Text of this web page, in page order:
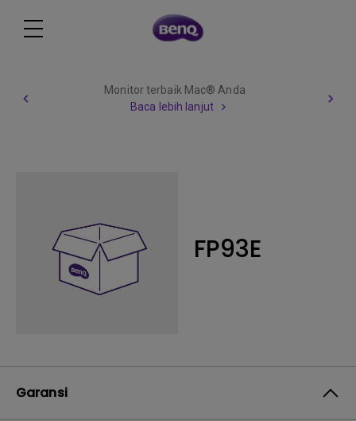
Monitor terbaik Mac® Anda
Baca lebih lanjut
FP93E
Garansi